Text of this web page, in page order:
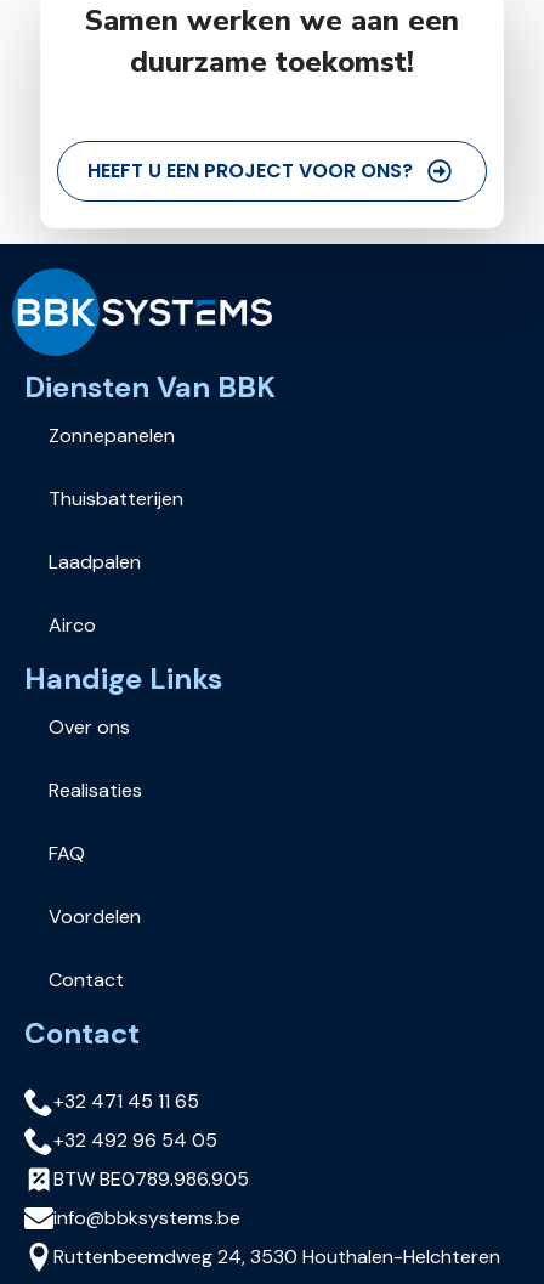
Samen werken we aan een
duurzame toekomst!
HEEFT U EEN PROJECT VOOR ONS?
Diensten Van BBK
Zonnepanelen
Thuisbatterijen
Laadpalen
Airco
Handige Links
Over ons
Realisaties
FAQ
Voordelen
Contact
Contact
+32 471 45 11 65
+32 492 96 54 05
BTW BE0789.986.905
info@bbksystems.be
Ruttenbeemdweg 24, 3530 Houthalen-Helchteren